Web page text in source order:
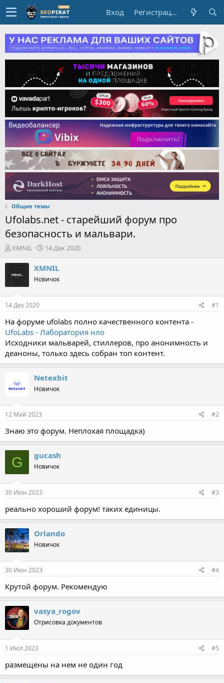
Вход Регистрация
Общие темы
Ufolabs.net - старейший форум про
безопасность и мальвари.
А
т
о
р
м
ы
XMNIL
Д
т
н
л
а
14 Дек 2020
XMNIL
Новичок
14 Дек 2020 #1
На форуме ufolabs полно качественного контента -
UfoLabs - Лаборатория нло
Исходники мальварей, стиллеров, про анонимность и
деаноны, только здесь собран топ контент.
Netexbit
Новичок
12 Май 2023 #2
Знаю это форум. Неплохая площадка)
G gucash
Новичок
30 Июн 2023 #3
реально хороший форум! таких единицы.
Orlando
Новичок
30 Июн 2023 #4
Крутой форум. Рекомендую
vasya_rogov
Отрисовка документов
1 Июл 2023 #5
размещены на нем не один год